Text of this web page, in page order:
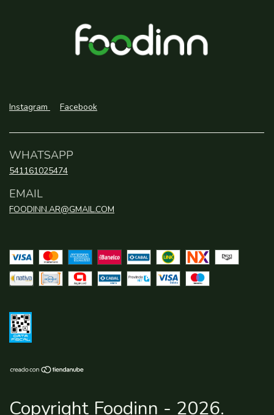
Instagram Facebook
WHATSAPP
541161025474
EMAIL
FOODINN.AR@GMAIL.COM
Copyright Foodinn - 2026.